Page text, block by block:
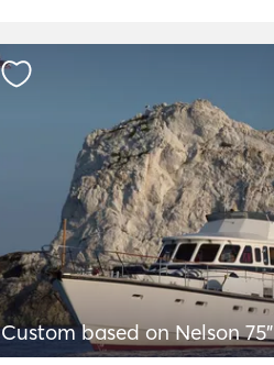
Custom based on Nelson 75"